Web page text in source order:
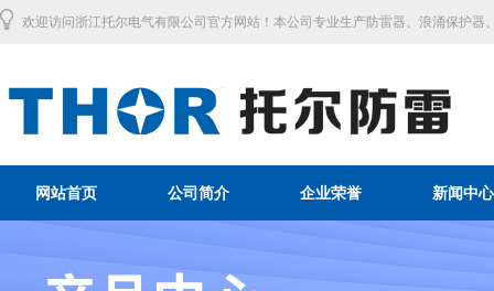
欢迎访问浙江托尔电气有限公司官方网站！本公司专业生产防雷器、浪涌保护器
网站首页 公司简介 企业荣誉 新闻中心